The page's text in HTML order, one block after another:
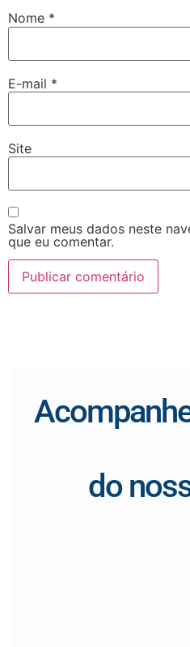
Nome *
E-mail *
Site
Salvar meus dados neste
que eu comentar.
do